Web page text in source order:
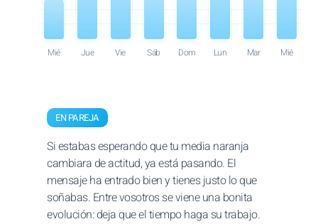
Mié Jue Vie Sáb Dom Lun Mar Mié
EN PAREJA
Si estabas esperando que tu media naranja
cambiara de actitud, ya está pasando. El
mensaje ha entrado bien y tienes justo lo que
soñabas. Entre vosotros se viene una bonita
evolución: deja que el tiempo haga su trabajo.